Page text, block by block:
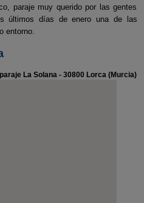
paraje muy querido por las gentes
últimos días de enero una de las
entorno.
La Solana - 30800 Lorca (Murcia)